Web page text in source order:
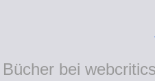
Bücher bei